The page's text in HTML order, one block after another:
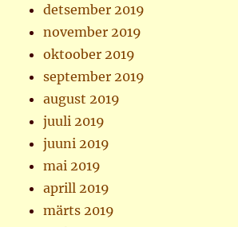
detsember 2019
november 2019
oktoober 2019
september 2019
august 2019
juuli 2019
juuni 2019
mai 2019
aprill 2019
märts 2019